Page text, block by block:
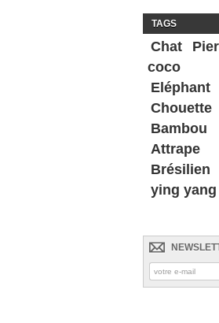
TAGS
Chat
coco
Eléphant
Chouette
Bambou
Brésilien
ying yang